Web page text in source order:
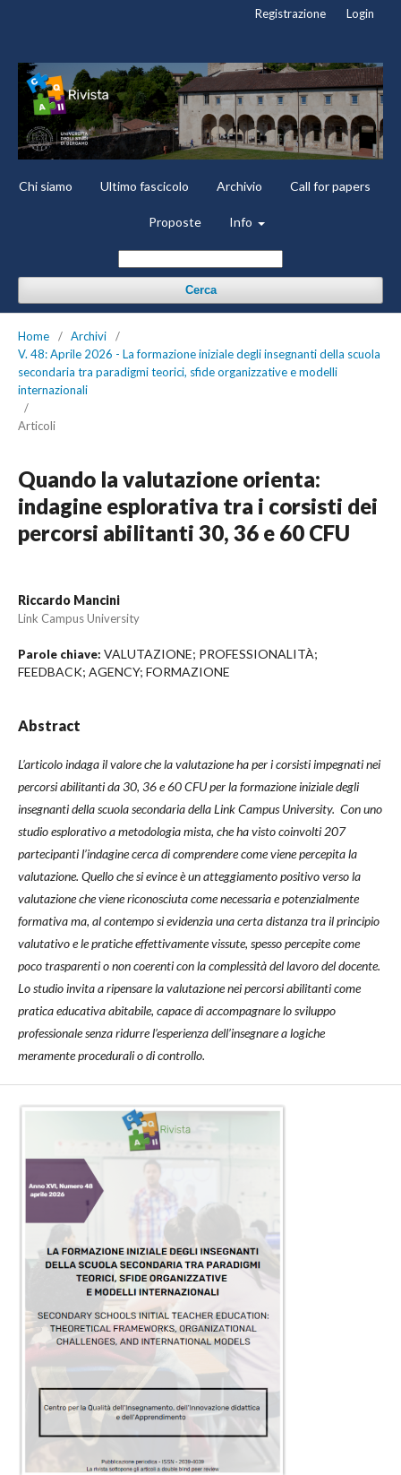
Chi siamo Ultimo fascicolo Archivio Call for papers
Proposte Info
Cerca
Registrazione Login
Home / Archivi
/
V. 48: Aprile 2026 - La formazione iniziale degli insegnanti della scuola
secondaria tra paradigmi teorici, sfide organizzative e modelli
internazionali
/
Articoli
Quando la valutazione orienta:
indagine esplorativa tra i corsisti dei
percorsi abilitanti 30, 36 e 60 CFU
Riccardo Mancini
Link Campus University
Parole chiave: VALUTAZIONE; PROFESSIONALITÀ;
FEEDBACK; AGENCY; FORMAZIONE
Abstract
L’articolo indaga il valore che la valutazione ha per i corsisti impegnati nei
percorsi abilitanti da 30, 36 e 60 CFU per la formazione iniziale degli
insegnanti della scuola secondaria della Link Campus University. Con uno
studio esplorativo a metodologia mista, che ha visto coinvolti 207
partecipanti l’indagine cerca di comprendere come viene percepita la
valutazione. Quello che si evince è un atteggiamento positivo verso la
valutazione che viene riconosciuta come necessaria e potenzialmente
formativa ma, al contempo si evidenzia una certa distanza tra il principio
valutativo e le pratiche effettivamente vissute, spesso percepite come
poco trasparenti o non coerenti con la complessità del lavoro del docente.
Lo studio invita a ripensare la valutazione nei percorsi abilitanti come
pratica educativa abitabile, capace di accompagnare lo sviluppo
professionale senza ridurre l’esperienza dell’insegnare a logiche
meramente procedurali o di controllo.